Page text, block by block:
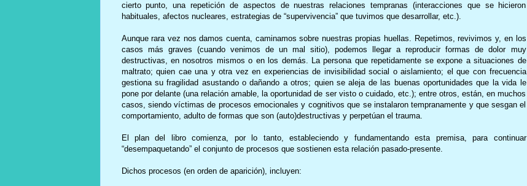
cierto punto, una repetición de aspectos de nuestras relaciones tempranas (interacciones que se hicieron
habituales, afectos nucleares, estrategias de “supervivencia” que tuvimos que desarrollar, etc.).
Aunque rara vez nos damos cuenta, caminamos sobre nuestras propias huellas. Repetimos, revivimos y, en los
casos más graves (cuando venimos de un mal sitio), podemos llegar a reproducir formas de dolor muy
destructivas, en nosotros mismos o en los demás. La persona que repetidamente se expone a situaciones de
maltrato; quien cae una y otra vez en experiencias de invisibilidad social o aislamiento; el que con frecuencia
gestiona su fragilidad asustando o dañando a otros; quien se aleja de las buenas oportunidades que la vida le
pone por delante (una relación amable, la oportunidad de ser visto o cuidado, etc.); entre otros, están, en muchos
casos, siendo víctimas de procesos emocionales y cognitivos que se instalaron tempranamente y que sesgan el
comportamiento, adulto de formas que son (auto)destructivas y perpetúan el trauma.
El plan del libro comienza, por lo tanto, estableciendo y fundamentando esta premisa, para continuar
“desempaquetando” el conjunto de procesos que sostienen esta relación pasado-presente.
Dichos procesos (en orden de aparición), incluyen: